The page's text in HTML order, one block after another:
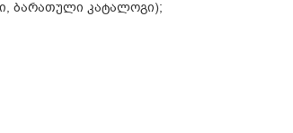
ბარათული კატალოგი);